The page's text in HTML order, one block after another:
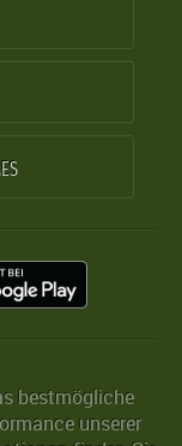
bestmögliche
unserer